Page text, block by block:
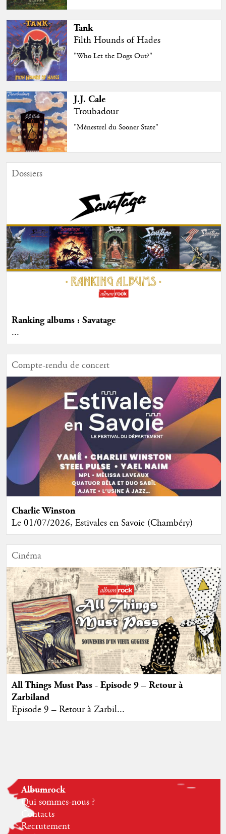
Tank
Filth Hounds of Hades
"Who Let the Dogs Out?"
J.J. Cale
Troubadour
"Ménestrel du Sooner State"
Dossiers
Ranking albums : Savatage
...
Compte-rendu de concert
Charlie Winston
Le 01/07/2026, Estivales en Savoie (Chambéry)
Cinéma
All Things Must Pass - Episode 9 – Retour à
Zarbiland
Episode 9 – Retour à Zarbil...
Albumrock
Qui sommes-nous ?
Contacts
Recrutement